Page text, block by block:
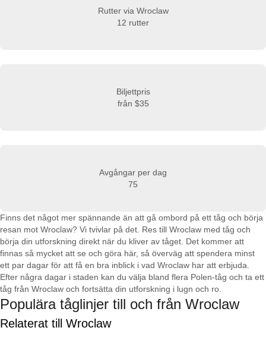
Rutter via Wroclaw
12 rutter
Biljettpris
från $35
Avgångar per dag
75
Finns det något mer spännande än att gå ombord på ett tåg och börja
resan mot Wroclaw? Vi tvivlar på det. Res till Wroclaw med tåg och
börja din utforskning direkt när du kliver av tåget. Det kommer att
finnas så mycket att se och göra här, så överväg att spendera minst
ett par dagar för att få en bra inblick i vad Wroclaw har att erbjuda.
Efter några dagar i staden kan du välja bland flera Polen-tåg och ta ett
tåg från Wroclaw och fortsätta din utforskning i lugn och ro.
Populära tåglinjer till och från Wroclaw
Relaterat till Wroclaw